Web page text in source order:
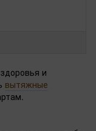
и
вытяжные